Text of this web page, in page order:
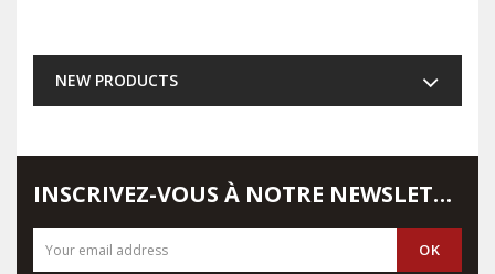
NEW PRODUCTS
INSCRIVEZ-VOUS À NOTRE NEWSLETTER